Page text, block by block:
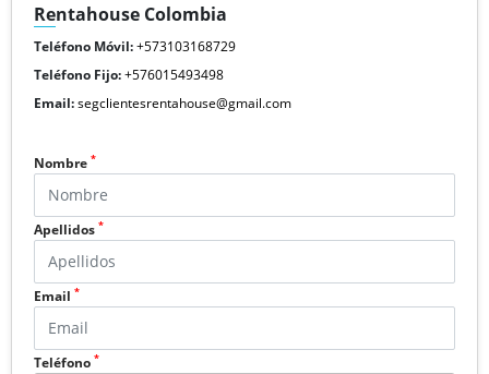
Rentahouse Colombia
Teléfono Móvil:+573103168729
Teléfono Fijo:+576015493498
Email:segclientesrentahouse@gmail.com
Nombre *
Apellidos *
Email *
Teléfono *